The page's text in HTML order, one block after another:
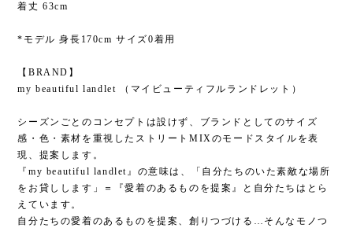
着丈 63cm
*モデル 身長170cm サイズ0着用
【BRAND】
my beautiful landlet （マイビューティフルランドレット）
シーズンごとのコンセプトは設けず、ブランドとしてのサイズ
感・色・素材を重視したストリートMIXのモードスタイルを表
現、提案します。
『my beautiful landlet』の意味は、「自分たちのいた素敵な場所
をお貸しします」＝『愛着のあるものを提案』と自分たちはとら
えています。
自分たちの愛着のあるものを提案、創りつづける…そんなモノつ